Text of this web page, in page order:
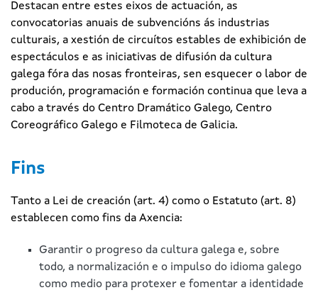
Destacan entre estes eixos de actuación, as
convocatorias anuais de subvencións ás industrias
culturais, a xestión de circuítos estables de exhibición de
espectáculos e as iniciativas de difusión da cultura
galega fóra das nosas fronteiras, sen esquecer o labor de
produción, programación e formación continua que leva a
cabo a través do Centro Dramático Galego, Centro
Coreográfico Galego e Filmoteca de Galicia.
Fins
Tanto a Lei de creación (art. 4) como o Estatuto (art. 8)
establecen como fins da Axencia:
Garantir o progreso da cultura galega e, sobre
todo, a normalización e o impulso do idioma galego
como medio para protexer e fomentar a identidade